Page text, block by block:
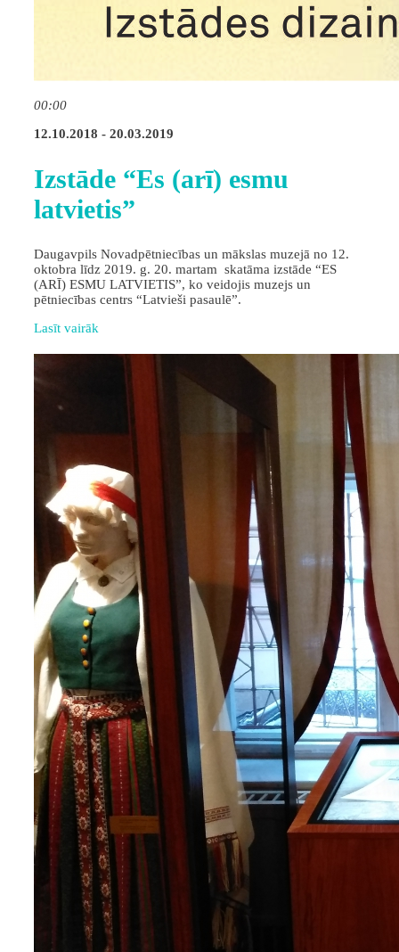
00:00
12.10.2018 - 20.03.2019
Izstāde “Es (arī) esmu
latvietis”
Daugavpils Novadpētniecības un mākslas muzejā no 12.
oktobra līdz 2019. g. 20. martam skatāma izstāde “ES
(ARĪ) ESMU LATVIETIS”, ko veidojis muzejs un
pētniecības centrs “Latvieši pasaulē”.
Lasīt vairāk